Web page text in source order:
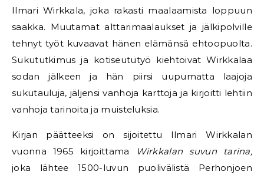
Ilmari Wirkkala, joka rakasti maalaamista loppuun
saakka. Muutamat alttarimaalaukset ja jälkipolville
tehnyt työt kuvaavat hänen elämänsä ehtoopuolta.
Sukututkimus ja kotiseututyö kiehtoivat Wirkkalaa
sodan jälkeen ja hän piirsi uupumatta laajoja
sukutauluja, jäljensi vanhoja karttoja ja kirjoitti lehtiin
vanhoja tarinoita ja muisteluksia.
Kirjan päätteeksi on sijoitettu Ilmari Wirkkalan
vuonna 1965 kirjoittama
Wirkkalan suvun tarina,
joka lähtee 1500-luvun puolivälistä Perhonjoen